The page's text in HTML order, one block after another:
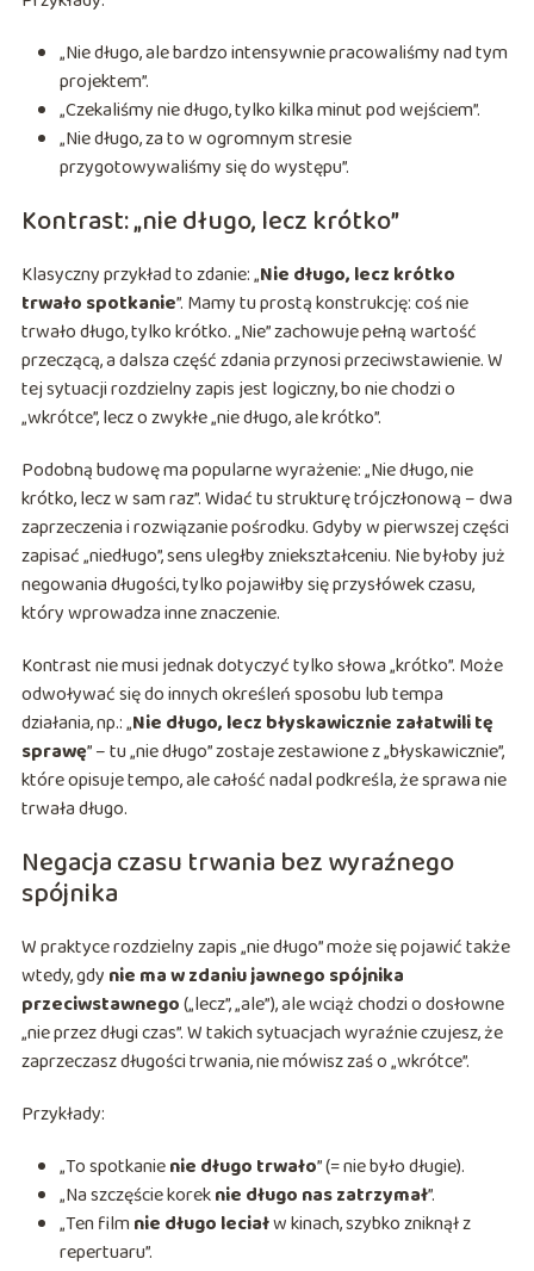
„Nie długo, ale bardzo intensywnie pracowaliśmy nad tym
projektem”.
„Czekaliśmy nie długo, tylko kilka minut pod wejściem”.
„Nie długo, za to w ogromnym stresie
przygotowywaliśmy się do występu”.
Kontrast: „nie długo, lecz krótko”
Klasyczny przykład to zdanie: „Nie długo, lecz krótko
trwało spotkanie”. Mamy tu prostą konstrukcję: coś nie
trwało długo, tylko krótko. „Nie” zachowuje pełną wartość
przeczącą, a dalsza część zdania przynosi przeciwstawienie. W
tej sytuacji rozdzielny zapis jest logiczny, bo nie chodzi o
„wkrótce”, lecz o zwykłe „nie długo, ale krótko”.
Podobną budowę ma popularne wyrażenie: „Nie długo, nie
krótko, lecz w sam raz”. Widać tu strukturę trójczłonową – dwa
zaprzeczenia i rozwiązanie pośrodku. Gdyby w pierwszej części
zapisać „niedługo”, sens uległby zniekształceniu. Nie byłoby już
negowania długości, tylko pojawiłby się przysłówek czasu,
który wprowadza inne znaczenie.
Kontrast nie musi jednak dotyczyć tylko słowa „krótko”. Może
odwoływać się do innych określeń sposobu lub tempa
działania, np.: „Nie długo, lecz błyskawicznie załatwili tę
sprawę” – tu „nie długo” zostaje zestawione z „błyskawicznie”,
które opisuje tempo, ale całość nadal podkreśla, że sprawa nie
trwała długo.
Negacja czasu trwania bez wyraźnego
spójnika
W praktyce rozdzielny zapis „nie długo” może się pojawić także
wtedy, gdy nie ma w zdaniu jawnego spójnika
przeciwstawnego(„lecz”, „ale”), ale wciąż chodzi o dosłowne
„nie przez długi czas”. W takich sytuacjach wyraźnie czujesz, że
zaprzeczasz długości trwania, nie mówisz zaś o „wkrótce”.
Przykłady:
„To spotkanienie długo trwało” (= nie było długie).
„Na szczęście koreknie długo nas zatrzymał”.
„Ten filmnie długo leciałw kinach, szybko zniknął z
repertuaru”.